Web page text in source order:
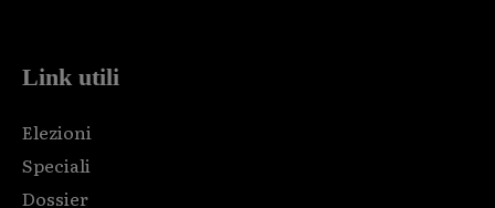
Link utili
Elezioni
Speciali
Dossier